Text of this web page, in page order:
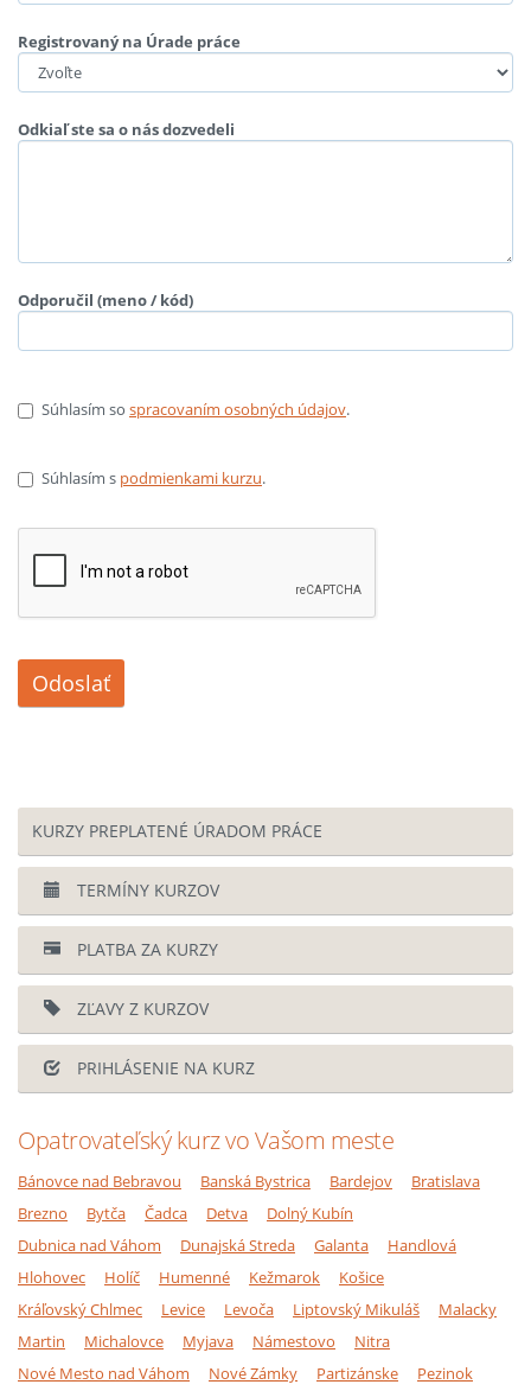
Registrovaný na Úrade práce
Odkiaľ ste sa o nás dozvedeli
Odporučil (meno / kód)
Súhlasím so spracovaním osobných údajov.
Súhlasím s podmienkami kurzu.
Odoslať
KURZY PREPLATENÉ ÚRADOM PRÁCE
TERMÍNY KURZOV
PLATBA ZA KURZY
ZĽAVY Z KURZOV
PRIHLÁSENIE NA KURZ
Opatrovateľský kurz vo Vašom meste
Bánovce nad Bebravou Banská Bystrica Bardejov
Bratislava
Brezno
Bytča Čadca Detva
Dolný Kubín
Dubnica nad Váhom
Dunajská Streda Galanta
Handlová
Hlohovec
Holíč Humenné Kežmarok
Košice
Kráľovský Chlmec
Levice Levoča Liptovský Mikuláš
Malacky
Martin
Michalovce Myjava Námestovo
Nitra
Nové Mesto nad Váhom
Nové Zámky Partizánske
Pezinok